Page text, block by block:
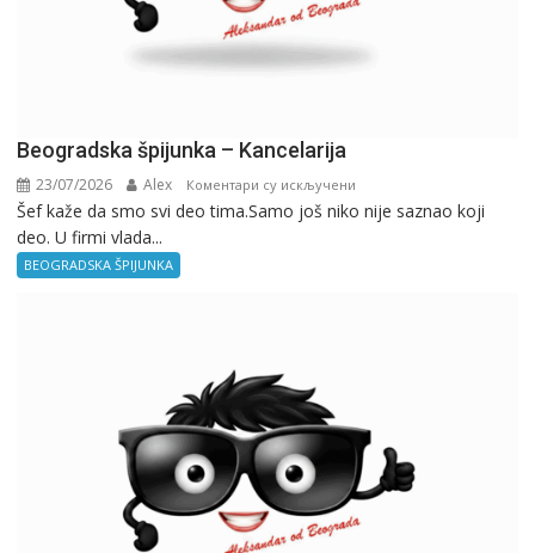
Beogradska špijunka – Kancelarija
23/07/2026 Alex Коментари су искључени
Beogradska
Šef kaže da smo svi deo tima.Samo još niko nije saznao koji
deo. U firmi vlada...
BEOGRADSKA ŠPIJUNKA